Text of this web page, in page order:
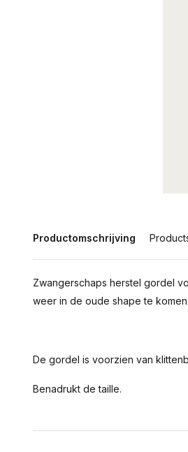
Productomschrijving
Zwangerschaps herstel gordel
weer in de oude shape te komen.
De gordel is voorzien van
Benadrukt de taille.